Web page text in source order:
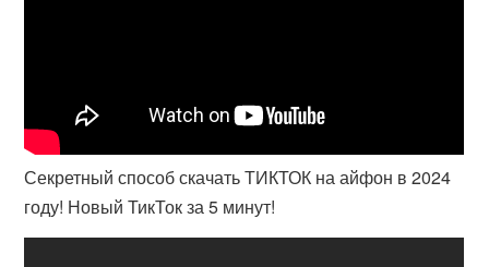
Секретный способ скачать ТИКТОК на айфон в 2024
году! Новый ТикТок за 5 минут!